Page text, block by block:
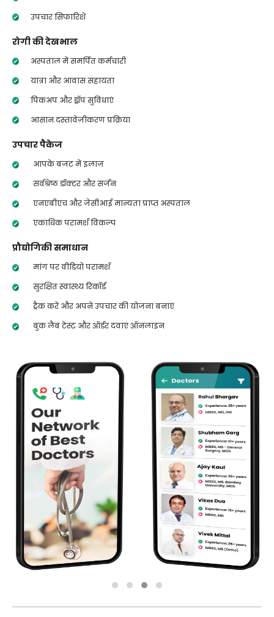
उपचार सिफारिशें
रोगी की देखभाल
अस्पताल में समर्पित कर्मचारी
यात्रा और आवास सहायता
पिकअप और ड्रॉप सुविधाएं
आसान दस्तावेज़ीकरण प्रक्रिया
उपचार पैकेज
आपके बजट में इलाज
सर्वश्रेष्ठ डॉक्टर और सर्जन
एनएबीएच और जेसीआई मान्यता प्राप्त अस्पताल
एकाधिक परामर्श विकल्प
प्रौद्योगिकी समाधान
मांग पर वीडियो परामर्श
सुरक्षित स्वास्थ्य रिकॉर्ड
ट्रैक करें और अपने उपचार की योजना बनाएं
बुक लैब टेस्ट और ऑर्डर दवाएं ऑनलाइन